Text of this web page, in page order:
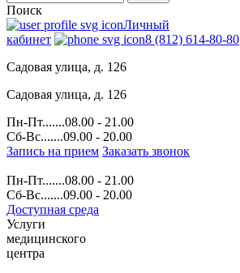
Поиск
Личный
кабинет
8 (812) 614-80-80
Садовая улица, д. 126
Садовая улица, д. 126
Пн-Пт.......08.00 - 21.00
Сб-Вс.......09.00 - 20.00
Запись на прием Заказать звонок
Пн-Пт.......08.00 - 21.00
Сб-Вс.......09.00 - 20.00
Доступная среда
Услуги
медицинского
центра